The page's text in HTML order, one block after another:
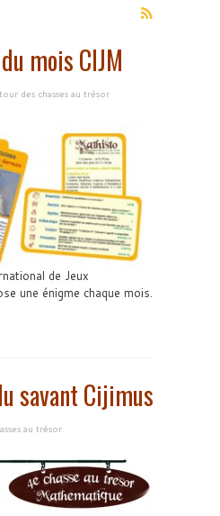
mois CIJM
des chasses au trésor
de Jeux
une énigme chaque mois.
savant Cijimus
au trésor